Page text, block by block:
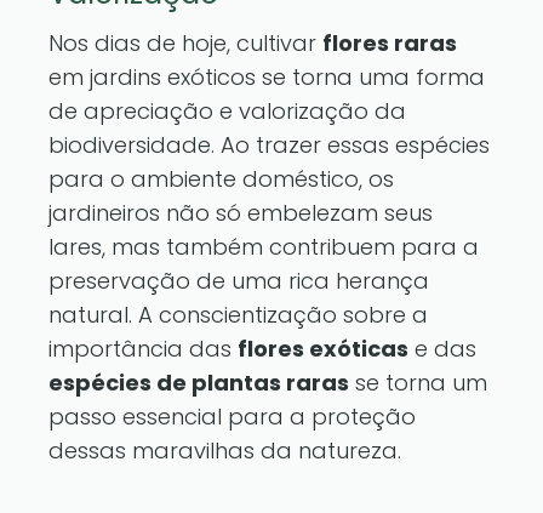
Nos dias de hoje, cultivar flores raras
em jardins exóticos se torna uma forma
de apreciação e valorização da
biodiversidade. Ao trazer essas espécies
para o ambiente doméstico, os
jardineiros não só embelezam seus
lares, mas também contribuem para a
preservação de uma rica herança
natural. A conscientização sobre a
importância das flores exóticas e das
espécies de plantas raras se torna um
passo essencial para a proteção
dessas maravilhas da natureza.